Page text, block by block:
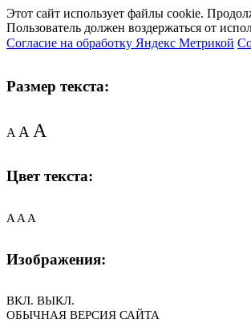
Этот сайт использует файлы cookie.
Пользователь должен воздержаться от
Согласие на обработку Яндекс Метрикой
Размер текста:
AAA
Цвет текста:
A A A
Изображения:
ВКЛ. ВЫКЛ.
ОБЫЧНАЯ ВЕРСИЯ САЙТА